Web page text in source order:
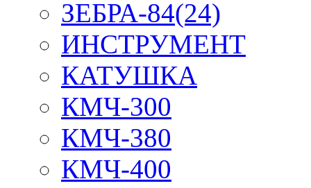
ЗЕБРА-84(24)
ИНСТРУМЕНТ
КАТУШКА
КМЧ-300
КМЧ-380
КМЧ-400